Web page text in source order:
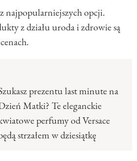
najpopularniejszych opcji.
z działu uroda i zdrowie są
prezentu last minute na
Matki? Te eleganckie
perfumy od Versace
strzałem w dziesiątkę